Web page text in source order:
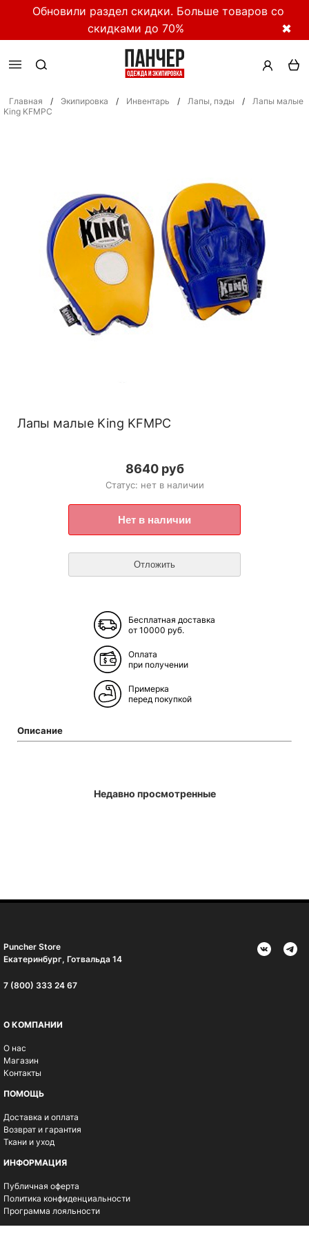
Обновили раздел скидки. Больше товаров со
скидками до 70%
✖
Главная / Экипировка / Инвентарь / Лапы, пэды /
Лапы малые
King KFMPC
Лапы малые King KFMPC
8640 руб
Статус: нет в наличии
Бесплатная доставка
от 10000 руб.
Оплата
при получении
Примерка
перед покупкой
Описание
Недавно просмотренные
Puncher Store
Екатеринбург, Готвальда 14
7 (800) 333 24 67
О КОМПАНИИ
О нас
Магазин
Контакты
ПОМОЩЬ
Доставка и оплата
Возврат и гарантия
Ткани и уход
ИНФОРМАЦИЯ
Публичная оферта
Политика конфиденциальности
Программа лояльности